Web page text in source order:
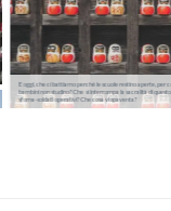
E oggi, che ci battiamo perché le scuole restino aperte, per
bambini non studino? Che si interrompa la sacralità di
sforna-soldati operativi? Che cosa vi spaventa?